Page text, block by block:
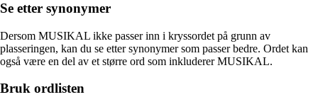
Se etter synonymer
Dersom MUSIKAL ikke passer inn i kryssordet på grunn av
plasseringen, kan du se etter synonymer som passer bedre. Ordet kan
også være en del av et større ord som inkluderer MUSIKAL.
Bruk ordlisten